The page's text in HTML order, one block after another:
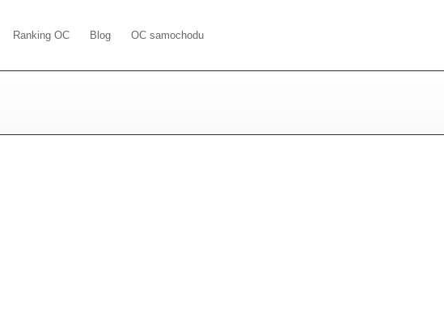
Ranking OC Blog OC samochodu